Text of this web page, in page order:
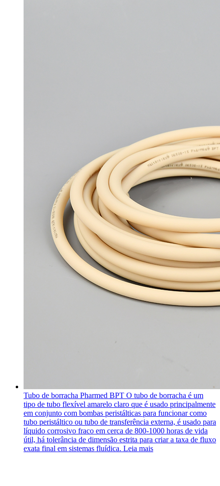
Tubo de borracha Pharmed BPT O tubo de borracha é um
tipo de tubo flexível amarelo claro que é usado principalmente
em conjunto com bombas peristálticas para funcionar como
tubo peristáltico ou tubo de transferência externa, é usado para
líquido corrosivo fraco em cerca de 800-1000 horas de vida
útil, há tolerância de dimensão estrita para criar a taxa de fluxo
exata final em sistemas fluídica. Leia mais